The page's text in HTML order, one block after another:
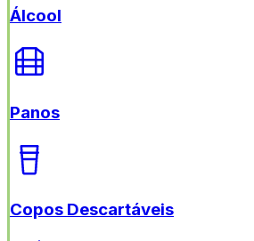
Álcool
Panos
Copos Descartáveis